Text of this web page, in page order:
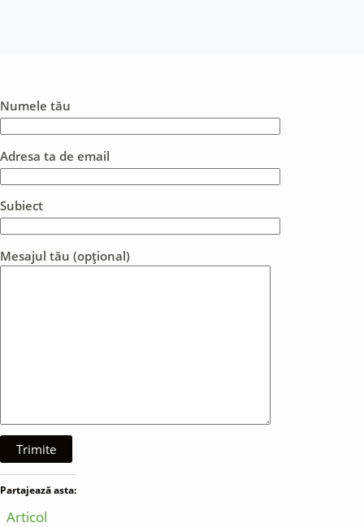
Numele tău
Adresa ta de email
Subiect
Mesajul tău (opțional)
Partajează asta:
Articol